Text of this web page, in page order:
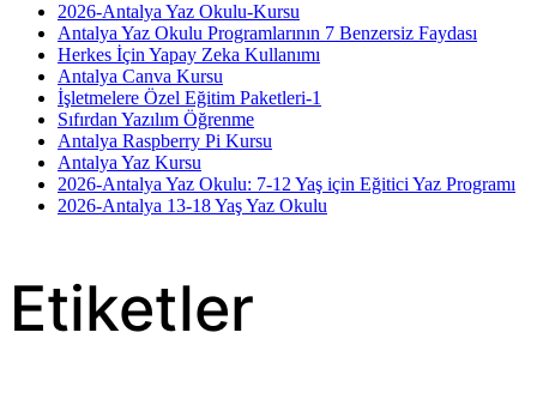
2026-Antalya Yaz Okulu-Kursu
Antalya Yaz Okulu Programlarının 7 Benzersiz Faydası
Herkes İçin Yapay Zeka Kullanımı
Antalya Canva Kursu
İşletmelere Özel Eğitim Paketleri-1
Sıfırdan Yazılım Öğrenme
Antalya Raspberry Pi Kursu
Antalya Yaz Kursu
2026-Antalya Yaz Okulu: 7-12 Yaş için Eğitici Yaz Programı
2026-Antalya 13-18 Yaş Yaz Okulu
Etiketler